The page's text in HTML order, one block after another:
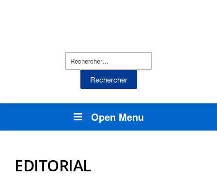
Rechercher :
Open Menu
EDITORIAL